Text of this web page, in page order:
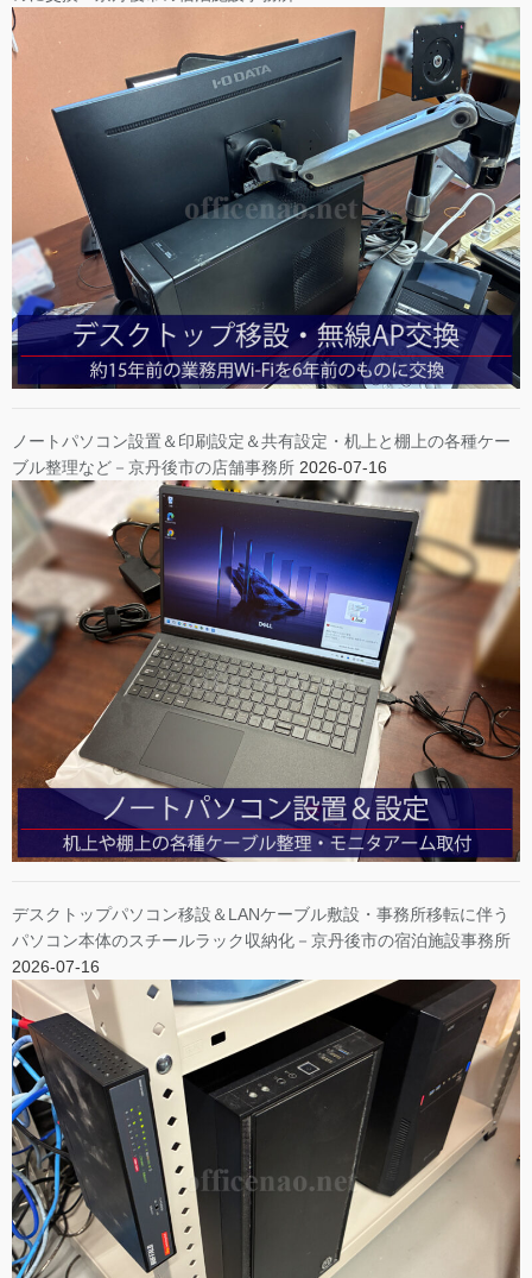
ノートパソコン設置＆印刷設定＆共有設定・机上と棚上の各種ケー
ブル整理など－京丹後市の店舗事務所 2026-07-16
デスクトップパソコン移設＆LANケーブル敷設・事務所移転に伴う
パソコン本体のスチールラック収納化－京丹後市の宿泊施設事務所
2026-07-16